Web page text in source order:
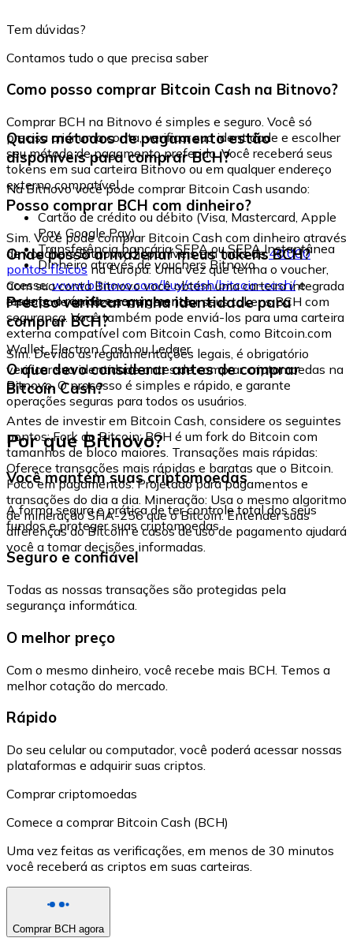
Tem dúvidas?
Contamos tudo o que precisa saber
Como posso comprar Bitcoin Cash na Bitnovo?
Comprar BCH na Bitnovo é simples e seguro. Você só
precisa criar uma conta, verificar sua identidade e escolher
seu método de pagamento preferido. Você receberá seus
tokens em sua carteira Bitnovo ou em qualquer endereço
externo compatível.
Quais métodos de pagamento estão
disponíveis para comprar BCH?
Na Bitnovo você pode comprar Bitcoin Cash usando:
Cartão de crédito ou débito (Visa, Mastercard, Apple
Pay, Google Pay)
Transferência bancária SEPA ou SEPA Instantânea
Dinheiro através de vouchers Bitnovo
Posso comprar BCH com dinheiro?
Sim. Você pode comprar Bitcoin Cash com dinheiro através
de vouchers Bitnovo, disponíveis em mais de40.000
pontos físicos na Europa. Uma vez que tenha o voucher,
acesse:www.bitnovo.com/buy/cash/bitcoin-cash/e
resgate-o rápida e seguramente.
Onde posso armazenar meus tokens BCH?
Com sua conta Bitnovo você obtém uma carteira integrada
onde pode armazenar e gerenciar seus tokens BCH com
segurança. Você também pode enviá-los para uma carteira
externa compatível com Bitcoin Cash, como Bitcoin.com
Wallet, Electron Cash ou Ledger.
Preciso verificar minha identidade para
comprar BCH?
Sim. Devido às regulamentações legais, é obrigatório
verificar sua identidade antes de comprar criptomoedas na
Bitnovo. O processo é simples e rápido, e garante
operações seguras para todos os usuários.
O que devo considerar antes de comprar
Bitcoin Cash?
Antes de investir em Bitcoin Cash, considere os seguintes
pontos: Fork do Bitcoin: BCH é um fork do Bitcoin com
tamanhos de bloco maiores. Transações mais rápidas:
Oferece transações mais rápidas e baratas que o Bitcoin.
Foco em pagamentos: Projetado para pagamentos e
transações do dia a dia. Mineração: Usa o mesmo algoritmo
de mineração SHA-256 que o Bitcoin. Entender suas
diferenças do Bitcoin e casos de uso de pagamento ajudará
você a tomar decisões informadas.
Por que Bitnovo?
Você mantém suas criptomoedas
A forma segura e prática de ter controle total dos seus
fundos e proteger suas criptomoedas.
Seguro e confiável
Todas as nossas transações são protegidas pela
segurança informática.
O melhor preço
Com o mesmo dinheiro, você recebe mais BCH. Temos a
melhor cotação do mercado.
Rápido
Do seu celular ou computador, você poderá acessar nossas
plataformas e adquirir suas criptos.
Comprar criptomoedas
Comece a comprar Bitcoin Cash (BCH)
Uma vez feitas as verificações, em menos de 30 minutos
você receberá as criptos em suas carteiras.
Comprar BCH agora